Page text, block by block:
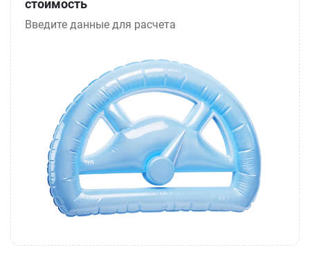
стоимость
Введите данные для расчета